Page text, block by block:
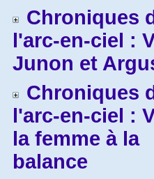
Chroniques
l'arc-en-ciel :
Junon et
Chroniques
l'arc-en-ciel :
la femme à la
balance